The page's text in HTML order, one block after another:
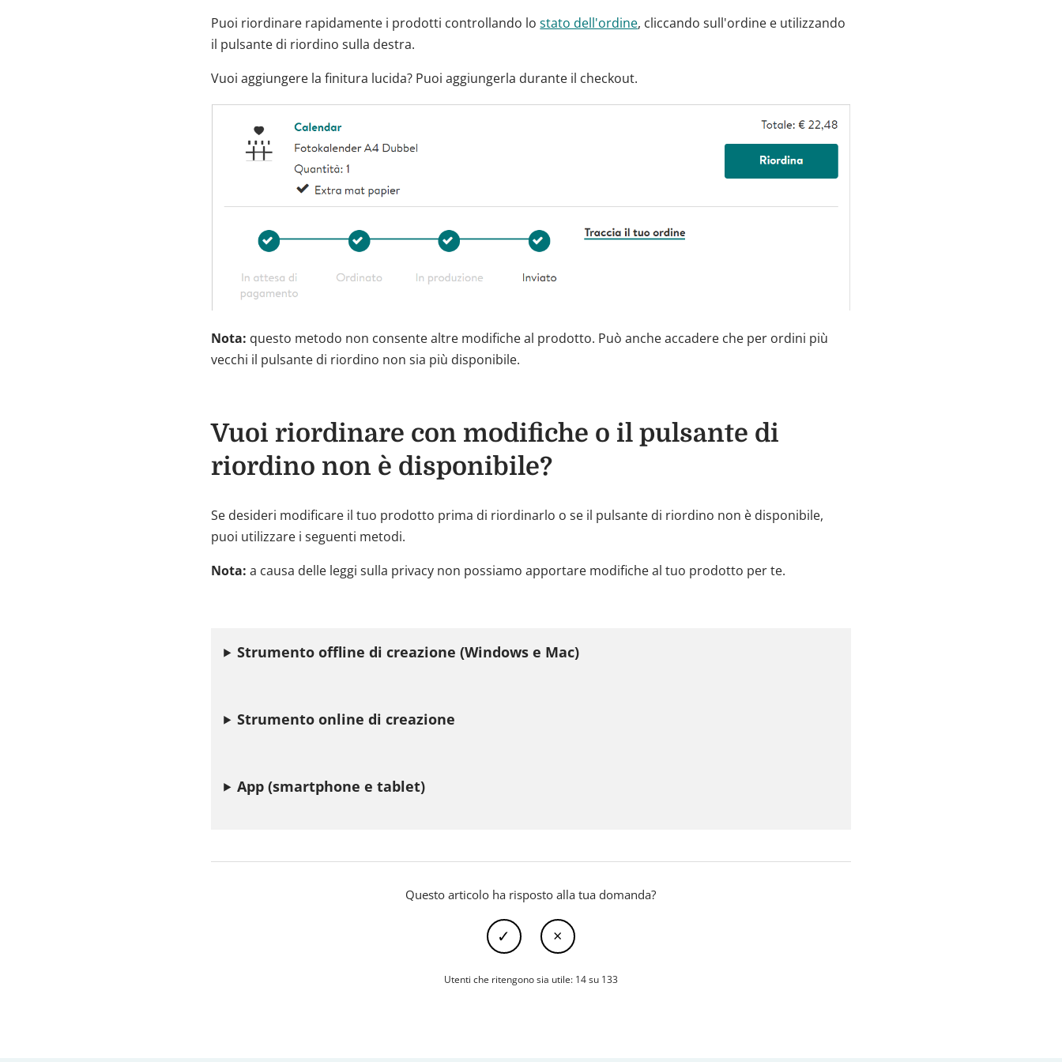
Puoi riordinare rapidamente i prodotti controllando lostato dell'ordine, cliccando sull'ordine e utilizzando
il pulsante di riordino sulla destra.
Vuoi aggiungere la finitura lucida? Puoi aggiungerla durante il checkout.
Nota: questo metodo non consente altre modifiche al prodotto. Può anche accadere che per ordini più
vecchi il pulsante di riordino non sia più disponibile.
Vuoi riordinare con modifiche o il pulsante di
riordino non è disponibile?
Se desideri modificare il tuo prodotto prima di riordinarlo o se il pulsante di riordino non è disponibile,
puoi utilizzare i seguenti metodi.
Nota: a causa delle leggi sulla privacy non possiamo apportare modifiche al tuo prodotto per te.
Strumento offline di creazione (Windows e Mac)
Strumento online di creazione
App (smartphone e tablet)
Questo articolo ha risposto alla tua domanda?
Utenti che ritengono sia utile: 14 su 133